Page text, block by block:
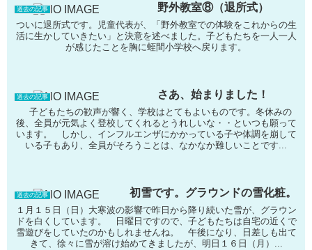
過去の記事 野外教室⑧（退所式）
ついに退所式です。児童代表が、「野外教室での体験をこれからの生
活に生かしていきたい」と決意を述べました。子どもたちを一人一人
が感じたことを胸に蛭間小学校へ戻ります。
過去の記事 さあ、始まりました！
子どもたちの歓声が響く、学校はとてもよいものです。冬休みの
後、全員が元気よく登校してくれるとうれしいな・・といつも願って
います。 しかし、インフルエンザにかかっている子や体調を崩して
いる子もあり、全員がそろうことは、なかなか難しいことです...
過去の記事 初雪です。グラウンドの雪化粧。
１月１５日（日）大寒波の影響で昨日から降り続いた雪が、グラウン
ドを白くしています。 日曜日ですので、子どもたちは自宅の近くで
雪遊びをしていたのかもしれませんね。 午後になり、日差しも出て
きて、徐々に雪が溶け始めてきましたが、明日１６日（月）...